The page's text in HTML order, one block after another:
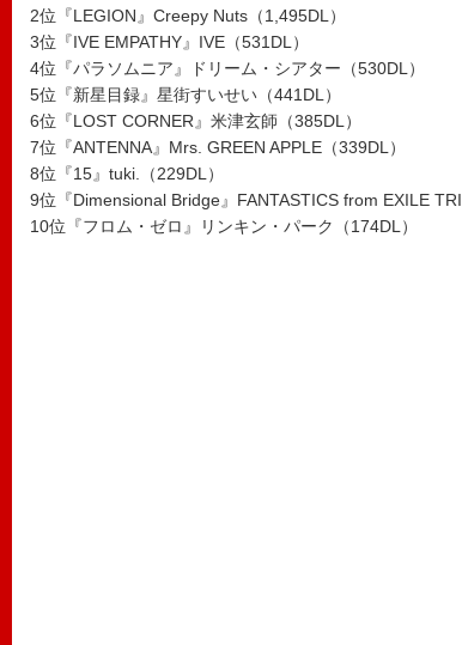
2位『LEGION』Creepy Nuts（1,495DL）
3位『IVE EMPATHY』IVE（531DL）
4位『パラソムニア』ドリーム・シアター（530DL）
5位『新星目録』星街すいせい（441DL）
6位『LOST CORNER』米津玄師（385DL）
7位『ANTENNA』Mrs. GREEN APPLE（339DL）
8位『15』tuki.（229DL）
9位『Dimensional Bridge』FANTASTICS from EXILE
10位『フロム・ゼロ』リンキン・パーク（174DL）